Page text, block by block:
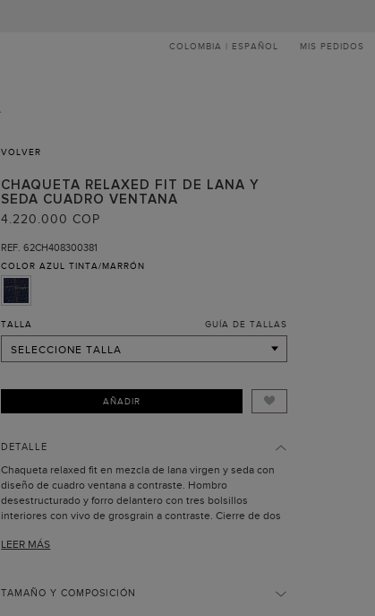
COLOMBIA | ESPAÑOL MIS PEDIDOS
VOLVER
CHAQUETA RELAXED FIT DE LANA Y
SEDA CUADRO VENTANA
4.220.000 COP
REF. 62CH408300381
COLOR AZUL TINTA/MARRÓN
TALLA
SELECCIONE TALLA
38
42
44
46 GUÍA DE TALLAS
AÑADIR
DETALLE
Chaqueta relaxed fit en mezcla de lana virgen y seda con
diseño de cuadro ventana a contraste. Hombro
desestructurado y forro delantero con tres bolsillos
interiores con vivo de grosgrain a contraste. Cierre de dos
Puño funcional, hilo de botón a contraste y detalle de las
LEER MÁS
TAMAÑO Y COMPOSICIÓN